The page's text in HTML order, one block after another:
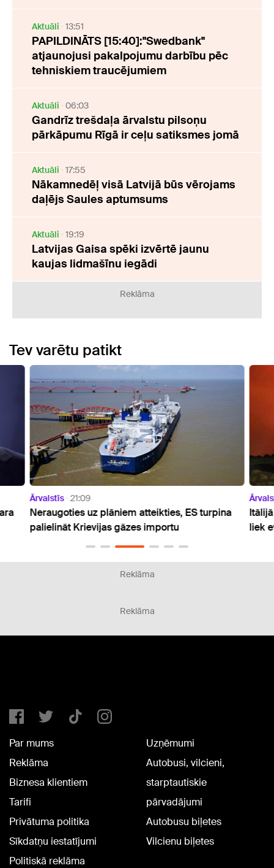
Aktuāli 13:51
PAPILDINĀTS [15:40]:"Swedbank"
atjaunojusi pakalpojumu darbību pēc
tehniskiem traucējumiem
Aktuāli 06:03
Gandrīz trešdaļa ārvalstu pilsoņu
pārkāpumu Rīgā ir ceļu satiksmes jomā
Aktuāli 17:55
Nākamnedēļ visā Latvijā būs vērojams
daļējs Saules aptumsums
Aktuāli 19:19
Latvijas Gaisa spēki izvērtē jaunu
kaujas lidmašīnu iegādi
Reklāma
Tev varētu patikt
Ārvalstīs 21:09
Neraugoties uz plāniem atteikties, ES turpina
palielināt Krievijas gāzes importu
liek
Reklāma
Reklāma
Par mums
Reklāma
Biznesa klientiem
Tarifi
Privātuma politika
Sīkdatņu iestatījumi
Politiskā reklāma
Uzņēmumi
Autobusi, vilcieni,
starptautiskie
pārvadājumi
Autobusu biļetes
Vilcienu biļetes